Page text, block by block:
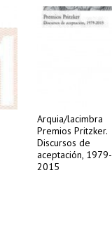
Arquia/lacimbra
Premios Pritzker.
Discursos de
aceptación, 1979-
2015